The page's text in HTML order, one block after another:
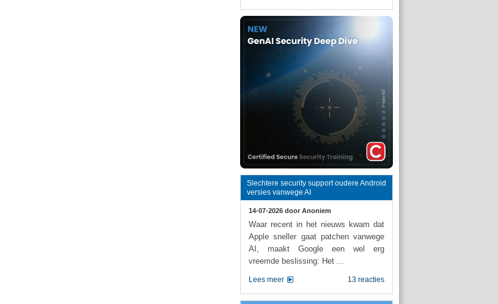
Slechtere security support oudere Android
versies vanwege AI
14-07-2026 door Anoniem
Waar recent in het nieuws kwam dat
Apple sneller gaat patchen vanwege
AI, maakt Google een wel erg
vreemde beslissing: Het ...
13 reacties
Lees meer